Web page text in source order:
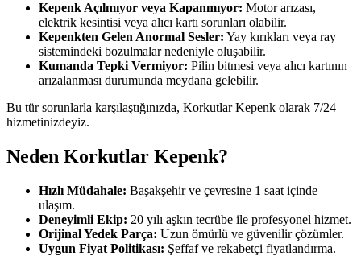
Kepenk Açılmıyor veya Kapanmıyor: Motor arızası,
elektrik kesintisi veya alıcı kartı sorunları olabilir.
Kepenkten Gelen Anormal Sesler: Yay kırıkları veya ray
sistemindeki bozulmalar nedeniyle oluşabilir.
Kumanda Tepki Vermiyor: Pilin bitmesi veya alıcı kartının
arızalanması durumunda meydana gelebilir.
Bu tür sorunlarla karşılaştığınızda, Korkutlar Kepenk olarak 7/24
hizmetinizdeyiz.
Neden Korkutlar Kepenk?
Hızlı Müdahale: Başakşehir ve çevresine 1 saat içinde
ulaşım.
Deneyimli Ekip: 20 yılı aşkın tecrübe ile profesyonel hizmet.
Orijinal Yedek Parça: Uzun ömürlü ve güvenilir çözümler.
Uygun Fiyat Politikası: Şeffaf ve rekabetçi fiyatlandırma.